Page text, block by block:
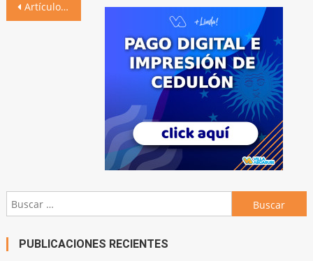
Navegación
Artículos antiguos
Buscar:
PUBLICACIONES RECIENTES